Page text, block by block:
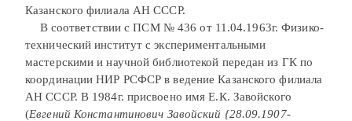
Казанского филиала АН СССР.
В соответствии с ПСМ № 436 от 11.04.1963г. Физико-
технический институт с экспериментальными
мастерскими и научной библиотекой передан из ГК по
координации НИР РСФСР в ведение Казанского филиала
АН СССР. В 1984г. присвоено имя Е.К. Завойского
(Евгений Константинович Завойский {28.09.1907-